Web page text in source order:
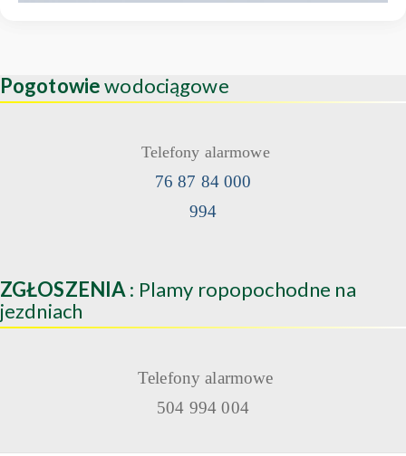
Pogotowiewodociągowe
Telefony alarmowe
76 87 84 000
994
ZGŁOSZENIA : Plamy ropopochodne na
jezdniach
Telefony alarmowe
504 994 004